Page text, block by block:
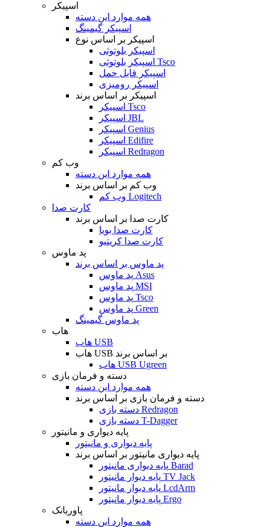
اسپیکر
همه موارد این دسته
اسپیکر گیمینگ
اسپیکر بر اساس نوع
اسپیکر بلوتوثی
اسپیکر بلوتوثی Tsco
اسپیکر قابل حمل
اسپیکر رومیزی
اسپیکر بر اساس برند
اسپیکر Tsco
اسپیکر JBL
اسپیکر Genius
اسپیکر Edifire
اسپیکر Redragon
وب کم
همه موارد این دسته
وب کم بر اساس برند
وب کم Logitech
کارت صدا
کارت صدا بر اساس برند
کارت صدا بویا
کارت صدا کریتیو
پد ماوس
پد ماوس بر اساس برند
پد ماوس Asus
پد ماوس MSI
پد ماوس Tsco
پد ماوس Green
پد ماوس گیمینگ
هاب
هاب USB
هاب USB بر اساس برند
هاب USB Ugreen
دسته و فرمان بازی
همه موارد این دسته
دسته و فرمان بازی بر اساس برند
دسته بازی Redragon
دسته بازی T-Dagger
پایه دیواری و مانیتور
پایه دیواری و مانیتور
پایه دیواری مانیتور بر اساس برند
پایه دیواری مانیتور Barad
پایه دیوار مانیتور TV Jack
پایه دیوار مانیتور LcdArm
پایه دیوار مانیتور Ergo
پاوربانک
همه موارد این دسته